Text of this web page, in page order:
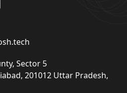
Sector 5
201012 Uttar Pradesh,